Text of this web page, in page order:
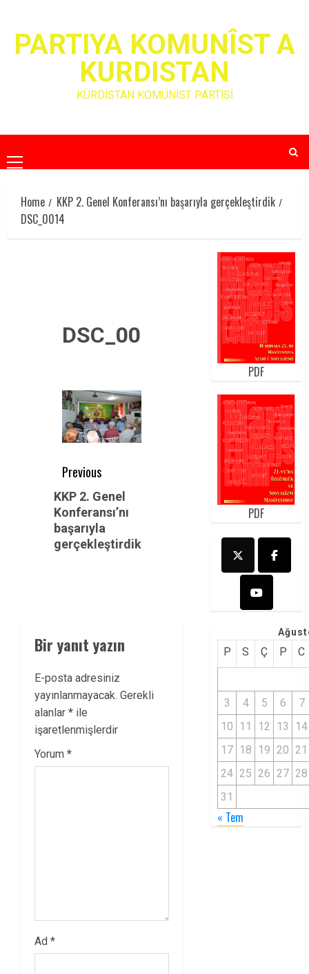
contentPARTIYA KOMUNÎST A
KURDISTAN
KÜRDİSTAN KOMÜNİST PARTİSİ
Primary
Menu
Home
KKP 2. Genel Konferansı’nı başarıyla gerçekleştirdik
DSC_0014
DSC_0014
Post
navigation
Previous
Previous
post:
KKP 2. Genel
Konferansı’nı
başarıyla
gerçekleştirdik
Bir yanıt yazın
E-posta adresiniz
yayınlanmayacak. Gerekli
alanlar * ile
işaretlenmişlerdir
Yorum *
Ad *
PDF
PDF
P S Ç P C
3 4 5 6
7
10 11 12 13
14
17 18 19 20 21
24 25 26 27 28
31
« Tem